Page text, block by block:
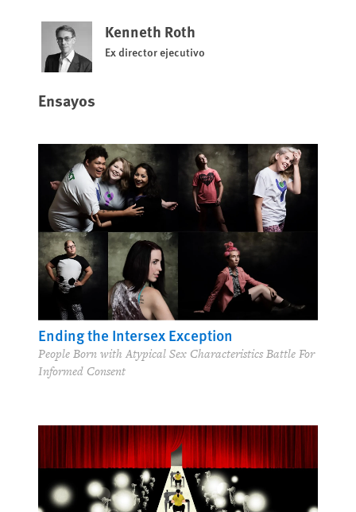
Kenneth Roth
Ex director ejecutivo
Ensayos
Ending the Intersex Exception
People Born with Atypical Sex Characteristics Battle For
Informed Consent